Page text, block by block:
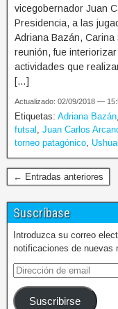
vicegobernador Juan
Presidencia, a las
Adriana Bazán, Carina
reunión, fue
actividades que
[…]
Actualizado: 02/09/2018 —
Etiquetas: Adriana Bazán
futsal
Juan Carlos
torneo patagónico
← Entradas anteriores
Suscríbase
Introduzca su correo
notificaciones de nuevas
Suscribirse